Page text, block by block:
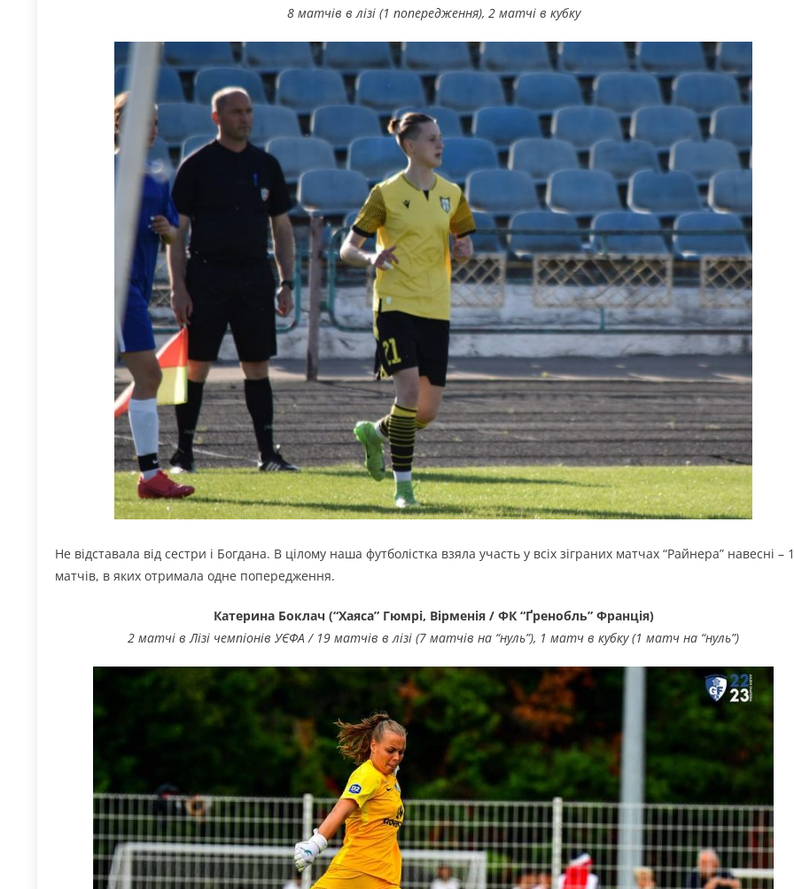
8 матчів в лізі (1 попередження), 2 матчі в кубку
Не відставала від сестри і Богдана. В цілому наша футболістка взяла участь у всіх зіграних матчах “Райнера” навесні –
матчів, в яких отримала одне попередження.
Катерина Боклач (“Хаяса” Гюмрі, Вірменія / ФК “Ґренобль” Франція)
2 матчі в Лізі чемпіонів УЄФА / 19 матчів в лізі (7 матчів на “нуль”), 1 матч в кубку (1 матч на “нуль”)